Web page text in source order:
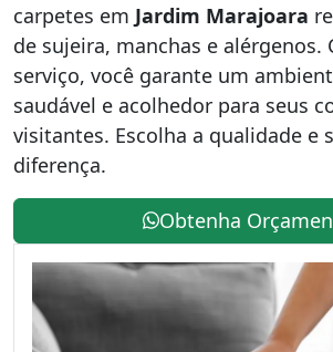
carpetes em Jardim Marajoara
de sujeira, manchas e alérgenos.
serviço, você garante um
saudável e acolhedor para seus
visitantes. Escolha a qualidade e
diferença.
Obtenha